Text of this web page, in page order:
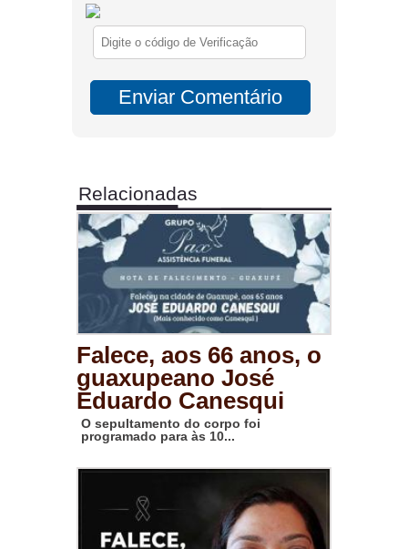
Relacionadas
Falece, aos 66 anos, o
guaxupeano José
Eduardo Canesqui
O sepultamento do corpo foi
programado para às 10...